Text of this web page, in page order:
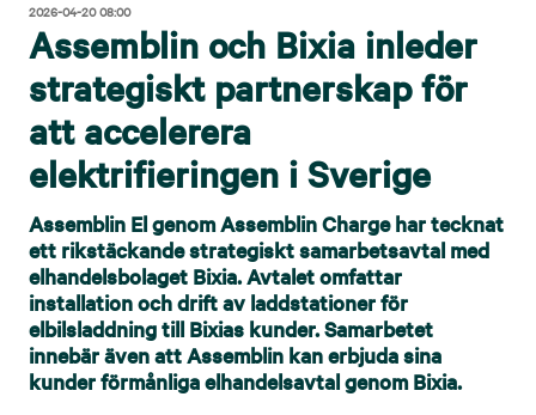
2026-04-20 08:00
Assemblin och Bixia inleder
strategiskt partnerskap för
att accelerera
elektrifieringen i Sverige
Assemblin El genom Assemblin Charge har tecknat
ett rikstäckande strategiskt samarbetsavtal med
elhandelsbolaget Bixia. Avtalet omfattar
installation och drift av laddstationer för
elbilsladdning till Bixias kunder. Samarbetet
innebär även att Assemblin kan erbjuda sina
kunder förmånliga elhandelsavtal genom Bixia.